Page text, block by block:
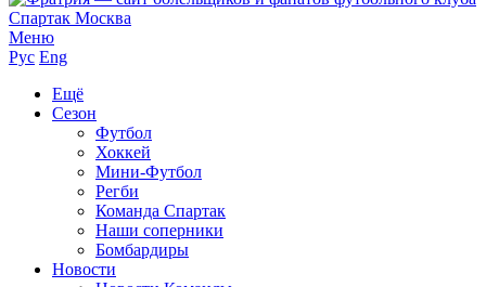
Меню
Рус Eng
Ещё
Сезон
Футбол
Хоккей
Мини-Футбол
Регби
Команда Спартак
Наши соперники
Бомбардиры
Новости